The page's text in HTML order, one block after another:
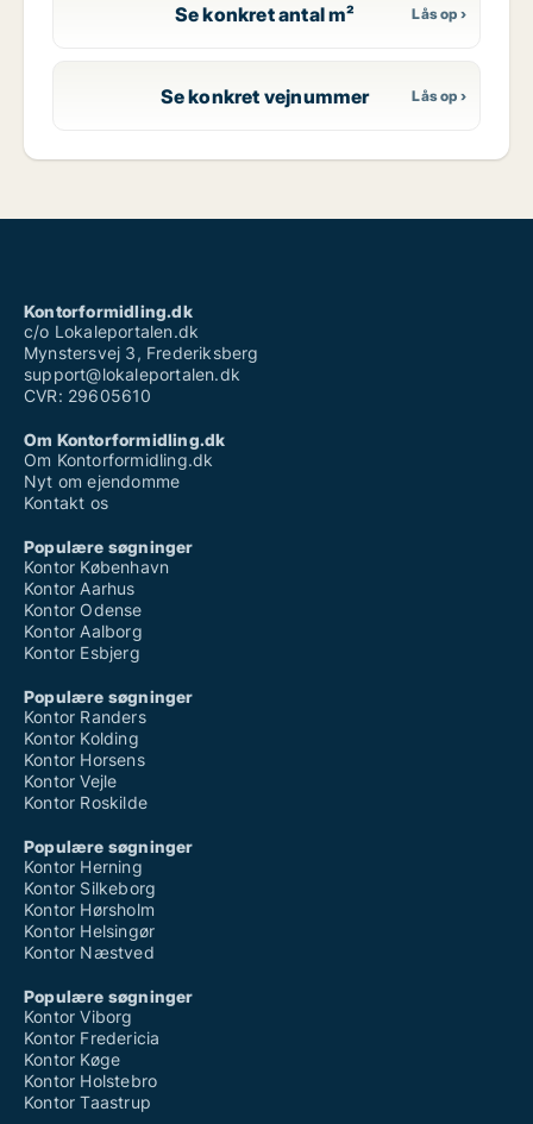
Se konkret antal m²
Se konkret vejnummer
Kontorformidling.dk
c/o Lokaleportalen.dk
Mynstersvej 3, Frederiksberg
support@lokaleportalen.dk
CVR: 29605610
Om Kontorformidling.dk
Om Kontorformidling.dk
Nyt om ejendomme
Kontakt os
Populære søgninger
Kontor København
Kontor Aarhus
Kontor Odense
Kontor Aalborg
Kontor Esbjerg
Populære søgninger
Kontor Randers
Kontor Kolding
Kontor Horsens
Kontor Vejle
Kontor Roskilde
Populære søgninger
Kontor Herning
Kontor Silkeborg
Kontor Hørsholm
Kontor Helsingør
Kontor Næstved
Populære søgninger
Kontor Viborg
Kontor Fredericia
Kontor Køge
Kontor Holstebro
Kontor Taastrup